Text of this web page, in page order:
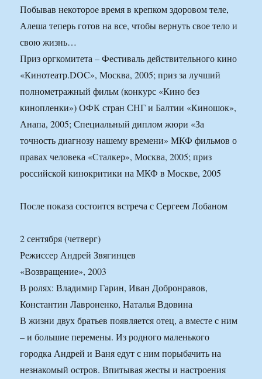
Побывав некоторое время в крепком здоровом теле,
Алеша теперь готов на все, чтобы вернуть свое тело и
свою жизнь…
Приз оргкомитета – Фестиваль действительного кино
«Кинотеатр.DOC», Москва, 2005; приз за лучший
полнометражный фильм (конкурс «Кино без
кинопленки») ОФК стран СНГ и Балтии «Киношок»,
Анапа, 2005; Специальный диплом жюри «За
точность диагнозу нашему времени» МКФ фильмов о
правах человека «Сталкер», Москва, 2005; приз
российской кинокритики на МКФ в Москве, 2005
После показа состоится встреча с Сергеем Лобаном
2 сентября (четверг)
Режиссер Андрей Звягинцев
«Возвращение», 2003
В ролях: Владимир Гарин, Иван Добронравов,
Константин Лавроненко, Наталья Вдовина
В жизни двух братьев появляется отец, а вместе с ним
– и большие перемены. Из родного маленького
городка Андрей и Ваня едут с ним порыбачить на
незнакомый остров. Впитывая жесты и настроения